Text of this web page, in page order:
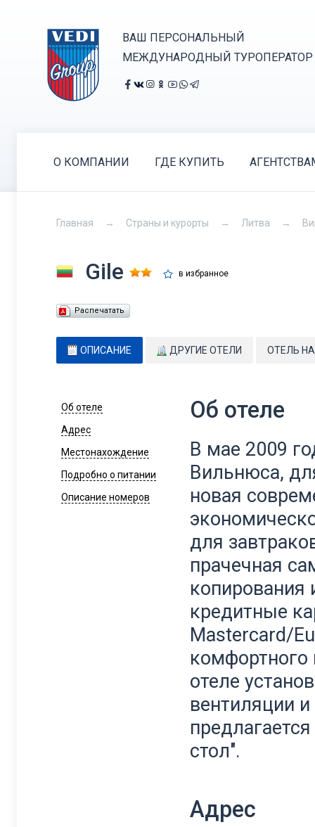
ВАШ ПЕРСОНАЛЬНЫЙ
МЕЖДУНАРОДНЫЙ ТУРОПЕРАТОР
О КОМПАНИИ ГДЕ КУПИТЬ
Главная Страны и курорты Литва
Gile в избранное
Распечатать
ОПИСАНИЕ ДРУГИЕ ОТЕЛИ ОТЕЛЬ
Об отеле
Адрес
Местонахождение
Подробно о питании
Описание номеров
Об отеле
В мае 2009
Вильнюса,
новая
для
прачечная
копирования
кредитные
Mastercard/
комфортного
отеле
вентиляции
стол".
Адрес